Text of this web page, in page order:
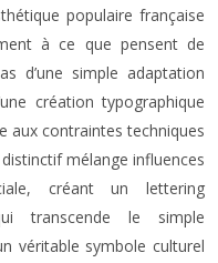
populaire française
à ce que pensent de
d’une simple adaptation
création typographique
aux contraintes techniques
mélange influences
créant un lettering
transcende le simple
véritable symbole culturel